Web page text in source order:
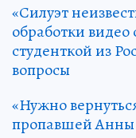
«Силуэт
обработки
студенткой из
вопросы
«Нужно
пропавшей Анны